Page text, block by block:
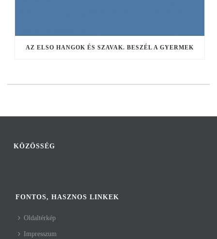
AZ ELSO HANGOK ÉS SZAVAK. BESZÉL A GYERMEK
KÖZÖSSÉG
FONTOS, HASZNOS LINKEK
Oldaltérkép
Impresszum